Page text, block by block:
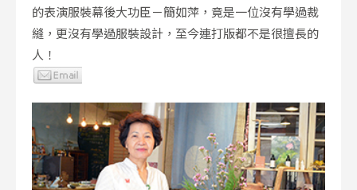
的表演服裝幕後大功臣－簡如萍，竟是一位沒有學過裁
縫，更沒有學過服裝設計，至今連打版都不是很擅長的
人！